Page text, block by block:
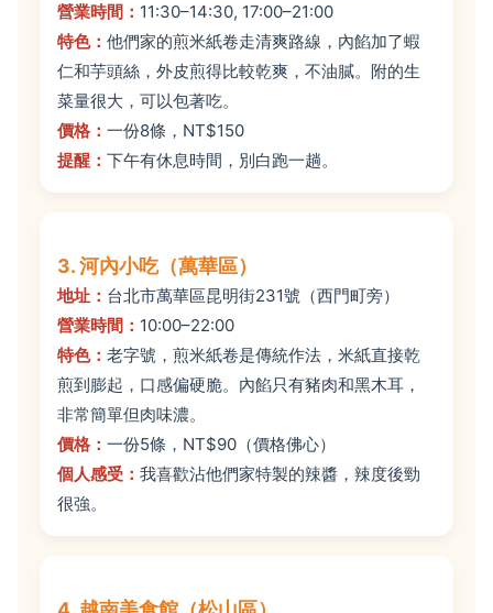
營業時間： 11:30–14:30, 17:00–21:00
特色： 他們家的煎米紙卷走清爽路線，內餡加了蝦
仁和芋頭絲，外皮煎得比較乾爽，不油膩。附的生
菜量很大，可以包著吃。
價格： 一份8條，NT$150
提醒： 下午有休息時間，別白跑一趟。
3. 河內小吃（萬華區）
地址： 台北市萬華區昆明街231號（西門町旁）
營業時間： 10:00–22:00
特色： 老字號，煎米紙卷是傳統作法，米紙直接乾
煎到膨起，口感偏硬脆。內餡只有豬肉和黑木耳，
非常簡單但肉味濃。
價格： 一份5條，NT$90（價格佛心）
個人感受： 我喜歡沾他們家特製的辣醬，辣度後勁
很強。